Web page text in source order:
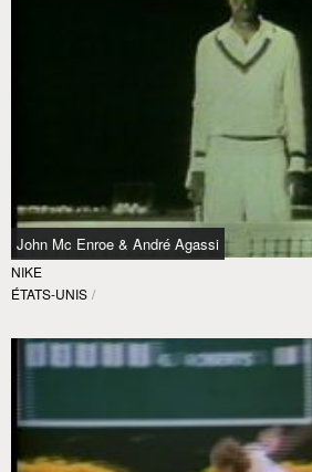
John Mc Enroe & André Agassi
NIKE
ÉTATS-UNIS /